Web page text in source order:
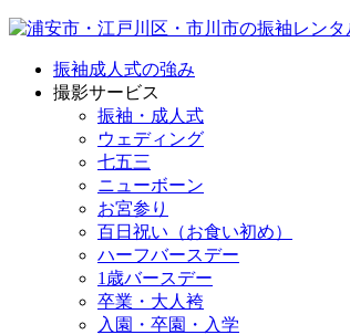
振袖成人式の強み
撮影サービス
振袖・成人式
ウェディング
七五三
ニューボーン
お宮参り
百日祝い（お食い初め）
ハーフバースデー
1歳バースデー
卒業・大人袴
入園・卒園・入学